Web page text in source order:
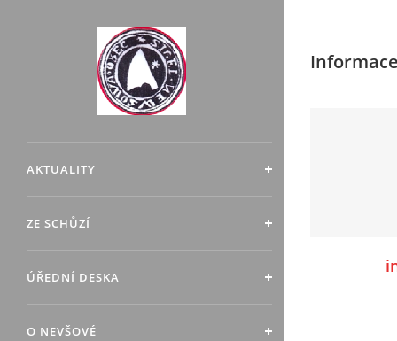
AKTUALITY
ZE SCHŮZÍ
ÚŘEDNÍ DESKA
O NEVŠOVÉ